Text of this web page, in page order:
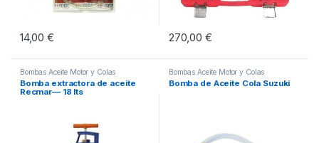
14,00€ 270,00 €
Bombas Aceite Motor y Colas
Bomba extractora de aceite
Recmar— 18 lts
Bombas Aceite Motor y Colas
Bomba de Aceite Cola Suzuki